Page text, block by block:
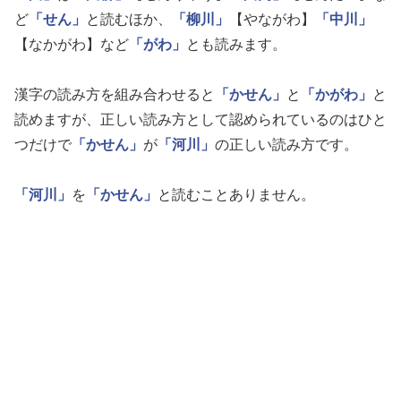
ど 「せん」 と読むほか、 「柳川」 【やながわ】
「中川」
【なかがわ】など 「がわ」 とも読みます。
漢字の読み方を組み合わせると 「かせん」 と 「かがわ」
と
読めますが、正しい読み方として認められているのはひと
つだけで 「かせん」 が 「河川」 の正しい読み方です。
「河川」 を 「かせん」 と読むことありません。